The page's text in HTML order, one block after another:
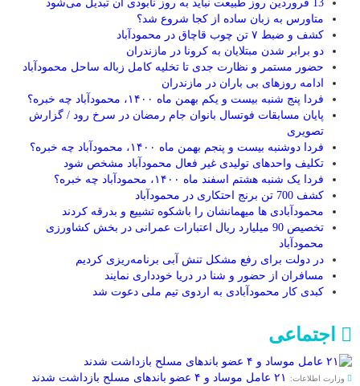
13 فروردین روز طبیعت نباید به روز نابودی آن تبدیل می‌شود
متاورس به زبان ساده از کجا شروع شد؟
کشف و ضبط ۷ تن چوب قاچاق در محمودآباد
دو برابر شدن مبتلایان به کرونا در مازندران
حضور مستمر و نظارت جدی تا تخلیه کامل زباله ساحل محمودآباد
ادامه روز‌های بی باران در مازندران
فردا پنج شنبه بیست و یکم بهمن ماه ۱۴۰۰، محمودآباد چه خبره؟
پایان مسابقات فوتسال بانوان جام رمضان در سرخ رود / گزارش
تصویری
فردا دوشنبه بیست و پنجم بهمن ماه ۱۴۰۰، محمودآباد چه خبره؟
تکلیف واحدهای تولیدی غیر فعال محمودآباد مشخص شود
فردا یک شنبه هشتم اسفند ماه ۱۴۰۰، محمودآباد چه خبره؟
کشف 700 تن برنج احتکاری در محمودآباد
محمودآبادی ها میهمانشان را باشکوه تشییع و بدرقه کردند
تخصیص 90 میلیارد ریال اعتبارات عمرانی در بخش کشاورزی
محمودآباد
در دولت برای رفع مشکل تنش آبی برنامه‌ریزی کردیم
مسافران از حضور و شنا در دریا خودداری نمایند
کبدی کار محمودآبادی به اردوی تیم ملی دعوت شد
اجتماعی
وزارت اطلاعات:
۲۱ عامل موساد و ۴ عضو باند‌های مسلح بازداشت شدند